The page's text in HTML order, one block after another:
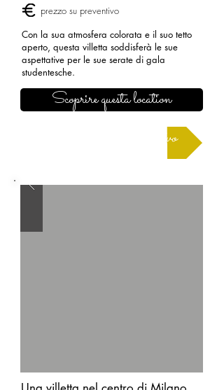
prezzo su preventivo
Con la sua atmosfera colorata e il suo tetto
aperto, questa villetta soddisferà le sue
aspettative per le sue serate di gala
studentesche.
Scoprire questa location
Richiedere un preventivo